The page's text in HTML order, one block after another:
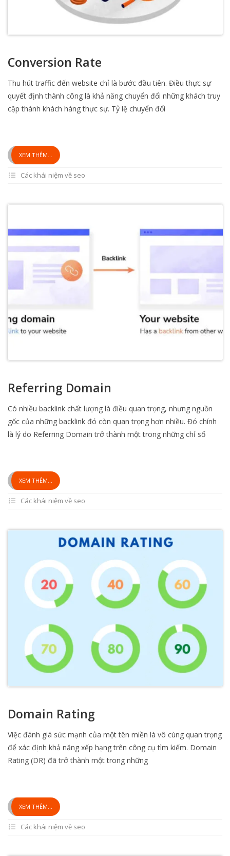
Conversion Rate
Thu hút traffic đến website chỉ là bước đầu tiên. Điều thực sự
quyết định thành công là khả năng chuyển đổi những khách truy
cập thành khách hàng thực sự. Tỷ lệ chuyển đổi
XEM THÊM...
Các khái niệm về seo
Referring Domain
Có nhiều backlink chất lượng là điều quan trọng, nhưng nguồn
gốc của những backlink đó còn quan trọng hơn nhiều. Đó chính
là lý do Referring Domain trở thành một trong những chỉ số
XEM THÊM...
Các khái niệm về seo
Domain Rating
Việc đánh giá sức mạnh của một tên miền là vô cùng quan trọng
để xác định khả năng xếp hạng trên công cụ tìm kiếm. Domain
Rating (DR) đã trở thành một trong những
XEM THÊM...
Các khái niệm về seo